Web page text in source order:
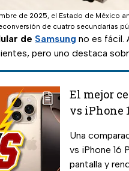
de 2025, el Estado de México
de cuatro secundarias
de Samsung no es fácil.
pero uno destaca
El mejor
vs iPhone
Una
vs iPhone 16
pantalla y